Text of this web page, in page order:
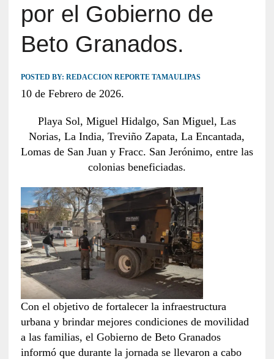
por el Gobierno de
Beto Granados.
POSTED BY: REDACCION REPORTE TAMAULIPAS
10 de Febrero de 2026.
Playa Sol, Miguel Hidalgo, San Miguel, Las
Norias, La India, Treviño Zapata, La Encantada,
Lomas de San Juan y Fracc. San Jerónimo, entre las
colonias beneficiadas.
Con el objetivo de fortalecer la infraestructura
urbana y brindar mejores condiciones de movilidad
a las familias, el Gobierno de Beto Granados
informó que durante la jornada se llevaron a cabo